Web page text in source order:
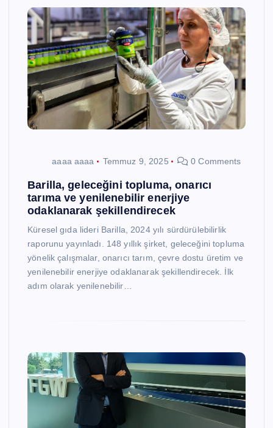
aaaa aaaa Temmuz 9, 2025 0 Comments
Barilla, geleceğini topluma, onarıcı
tarıma ve yenilenebilir enerjiye
odaklanarak şekillendirecek
Küresel gıda lideri Barilla, 2024 yılı sürdürülebilirlik
raporunu yayınladı. 148 yıllık şirket, geleceğini topluma
yönelik çalışmalar, onarıcı tarım, çevre dostu üretim ve
yenilenebilir enerjiye odaklanarak şekillendirecek. İlk
adım olarak yenilenebilir…